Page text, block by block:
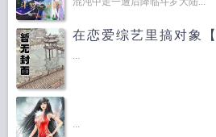
在恋爱综艺里搞对象
...
...